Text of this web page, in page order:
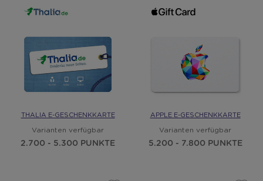
THALIA E-GESCHENKKARTE
Varianten verfügbar
2.700 - 5.300 PUNKTE
APPLE E-GESCHENKKARTE
Varianten verfügbar
5.200 - 7.800 PUNKTE